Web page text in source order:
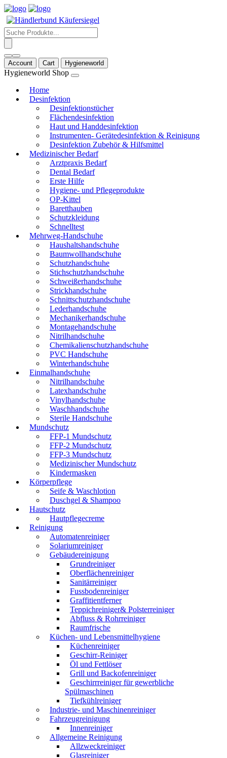
Products
search
Account Cart Hygieneworld
Hygieneworld Shop
Home
Desinfektion
Desinfektionstücher
Flächendesinfektion
Haut und Handdesinfektion
Instrumenten- Gerätedesinfektion & Reinigung
Desinfektion Zubehör & Hilfsmittel
Medizinischer Bedarf
Arztpraxis Bedarf
Dental Bedarf
Erste Hilfe
Hygiene- und Pflegeprodukte
OP-Kittel
Baretthauben
Schutzkleidung
Schnelltest
Mehrweg-Handschuhe
Haushaltshandschuhe
Baumwollhandschuhe
Schutzhandschuhe
Stichschutzhandschuhe
Schweißerhandschuhe
Strickhandschuhe
Schnittschutzhandschuhe
Lederhandschuhe
Mechanikerhandschuhe
Montagehandschuhe
Nitrilhandschuhe
Chemikalienschutzhandschuhe
PVC Handschuhe
Winterhandschuhe
Einmalhandschuhe
Nitrilhandschuhe
Latexhandschuhe
Vinylhandschuhe
Waschhandschuhe
Sterile Handschuhe
Mundschutz
FFP-1 Mundschutz
FFP-2 Mundschutz
FFP-3 Mundschutz
Medizinischer Mundschutz
Kindermasken
Körperpflege
Seife & Waschlotion
Duschgel & Shampoo
Hautschutz
Hautpflegecreme
Reinigung
Automatenreiniger
Solariumreiniger
Gebäudereinigung
Grundreiniger
Oberflächenreiniger
Sanitärreiniger
Fussbodenreiniger
Graffitientferner
Teppichreiniger& Polsterreiniger
Abfluss & Rohrreiniger
Raumfrische
Küchen- und Lebensmittelhygiene
Küchenreiniger
Geschirr-Reiniger
Öl und Fettlöser
Grill und Backofenreiniger
Geschirrreiniger für gewerbliche
Spülmaschinen
Tiefkühlreiniger
Industrie- und Maschinenreiniger
Fahrzeugreinigung
Innenreiniger
Allgemeine Reinigung
Allzweckreiniger
Glasreiniger